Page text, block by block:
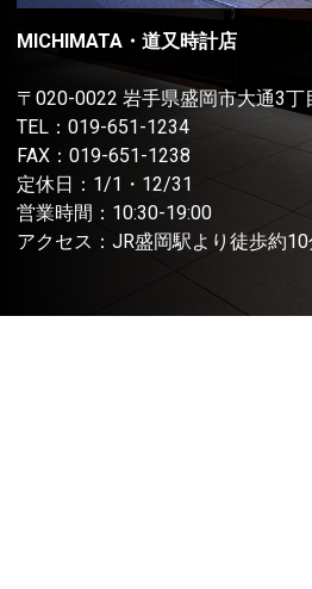
MICHIMATA・道又時計店
〒020-0022 岩手県盛岡市大通3丁
TEL： 019-651-1234
FAX：019-651-1238
定休日：1/1・12/31
営業時間：10:30-19:00
アクセス：JR盛岡駅より徒歩約